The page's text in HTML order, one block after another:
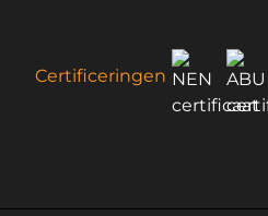
Certificeringen